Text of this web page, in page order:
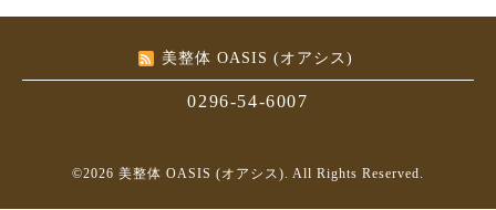
美整体 OASIS (オアシス)
0296-54-6007
©2026 美整体 OASIS (オアシス). All Rights Reserved.